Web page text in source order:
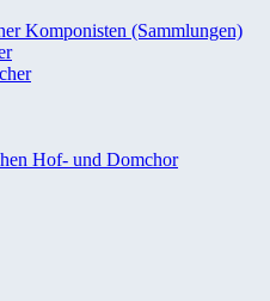
Komponisten (Sammlungen)
Hof- und Domchor